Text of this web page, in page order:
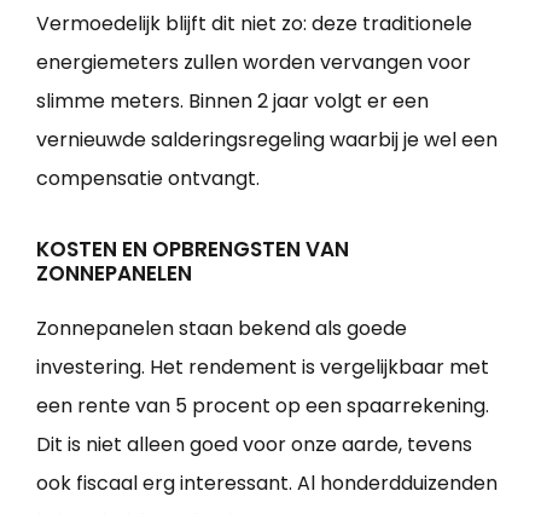
Vermoedelijk blijft dit niet zo: deze traditionele
energiemeters zullen worden vervangen voor
slimme meters. Binnen 2 jaar volgt er een
vernieuwde salderingsregeling waarbij je wel een
compensatie ontvangt.
KOSTEN EN OPBRENGSTEN VAN
ZONNEPANELEN
Zonnepanelen staan bekend als goede
investering. Het rendement is vergelijkbaar met
een rente van 5 procent op een spaarrekening.
Dit is niet alleen goed voor onze aarde, tevens
ook fiscaal erg interessant. Al honderdduizenden